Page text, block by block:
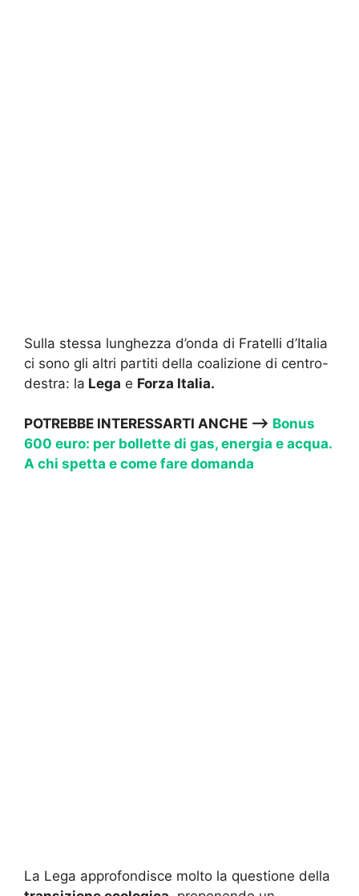
Sulla stessa lunghezza d’onda di Fratelli d’Italia
ci sono gli altri partiti della coalizione di centro-
destra: la Lega e Forza Italia.
POTREBBE INTERESSARTI ANCHE —-> Bonus
600 euro: per bollette di gas, energia e acqua.
A chi spetta e come fare domanda
La Lega approfondisce molto la questione della